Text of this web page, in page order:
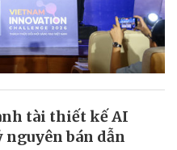
tài thiết kế AI
nguyên bán dẫn